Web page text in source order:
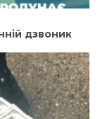
дзвоник